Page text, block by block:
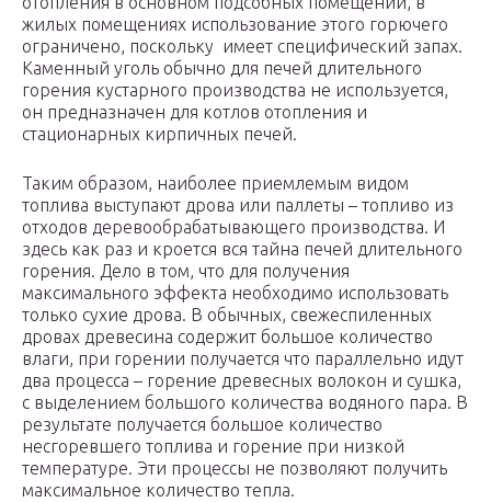
жилых помещениях использование этого горючего
ограничено, поскольку имеет специфический запах.
Каменный уголь обычно для печей длительного
горения кустарного производства не используется,
он предназначен для котлов отопления и
стационарных кирпичных печей.
Таким образом, наиболее приемлемым видом
топлива выступают дрова или паллеты – топливо из
отходов деревообрабатывающего производства. И
здесь как раз и кроется вся тайна печей длительного
горения. Дело в том, что для получения
максимального эффекта необходимо использовать
только сухие дрова. В обычных, свежеспиленных
дровах древесина содержит большое количество
влаги, при горении получается что параллельно идут
два процесса – горение древесных волокон и сушка,
с выделением большого количества водяного пара. В
результате получается большое количество
несгоревшего топлива и горение при низкой
температуре. Эти процессы не позволяют получить
максимальное количество тепла.